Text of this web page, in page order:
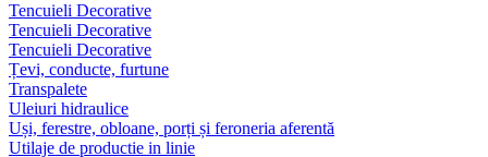
Tencuieli Decorative
Tencuieli Decorative
Tencuieli Decorative
Țevi, conducte, furtune
Transpalete
Uleiuri hidraulice
Uși, ferestre, obloane, porți și feroneria aferentă
Utilaje de productie in linie